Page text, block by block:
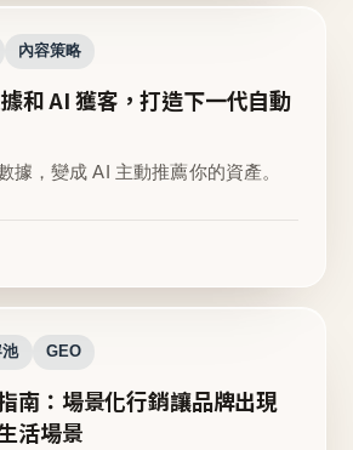
內容策略
和 AI 獲客，打造下一代自動
據，變成 AI 主動推薦你的資產。
池 GEO
南：場景化行銷讓品牌出現
活場景